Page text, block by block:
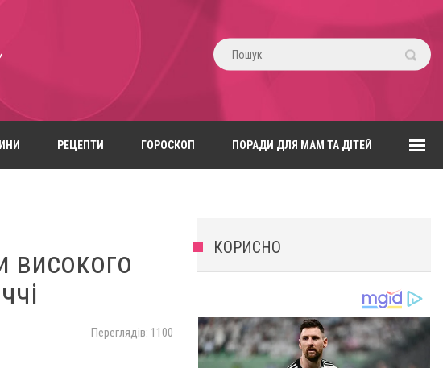
РЕЦЕПТИ ГОРОСКОП ПОРАДИ ДЛЯ МАМ ТА ДІТЕЙ
високого
Переглядів: 1100
КОРИСНО